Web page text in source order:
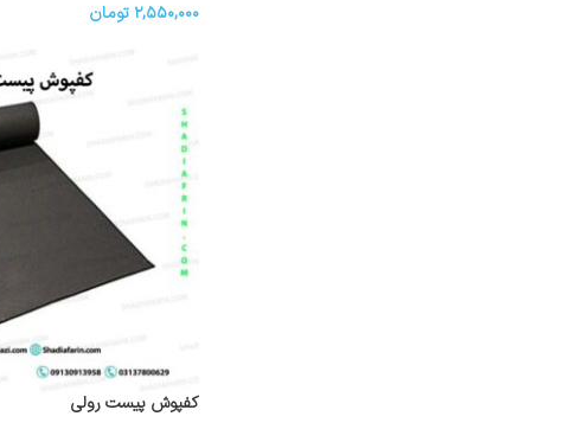
۲,۵۵۰,۰۰۰ تومان
کفپوش پیست رولی